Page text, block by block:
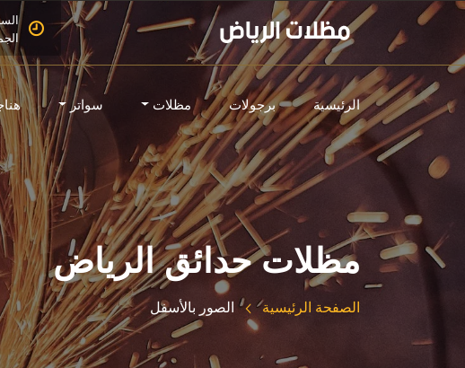
الجمعة:
الرئيسية برجولات مظلات سواتر
مظلات حدائق الرياض
الصفحة الرئيسية الصور بالأسفل